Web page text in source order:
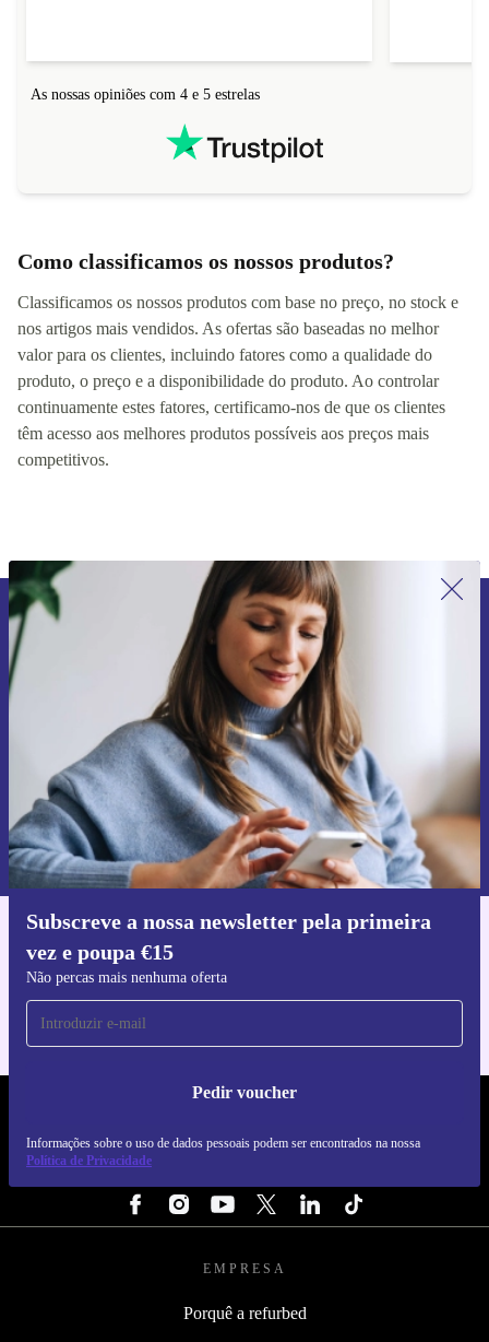
As nossas opiniões com 4 e 5 estrelas
Como classificamos os nossos produtos?
Classificamos os nossos produtos com base no preço, no stock e
nos artigos mais vendidos. As ofertas são baseadas no melhor
valor para os clientes, incluindo fatores como a qualidade do
produto, o preço e a disponibilidade do produto. Ao controlar
continuamente estes fatores, certificamo-nos de que os clientes
têm acesso aos melhores produtos possíveis aos preços mais
competitivos.
Subscreve a nossa newsletter pela primeira
vez e poupa €15
Não percas mais nenhuma oferta
Pedir voucher
Informações sobre o uso de dados pessoais podem ser encontrados na nossa
Política de Privacidade
Subscreve a nossa newsletter pela
primeira vez e poupa 15€!
Não percas mais nenhuma oferta.
Pedir voucher
Informações sobre o uso de dados pessoais podem ser encontrados na
nossaPolítica de Privacidade.
Faz o download da app refurbed
Para iOS e Android
EMPRESA
Porquê a refurbed